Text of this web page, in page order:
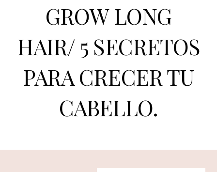
GROW LONG
HAIR/ 5 SECRETOS
PARA CRECER TU
CABELLO.